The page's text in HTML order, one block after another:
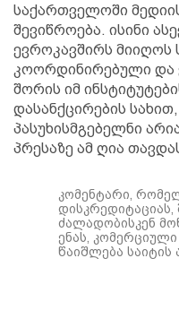
საქართველოში
შევიწროება. ისინი
ევროკავშირს მიიღოს
კოორდინირებული და
შორის იმ
დასანქცირების
პასუხისმგებელნი
პრესაზე ამ ღია
კომენტარი,
დისკრედიტაციას,
ძალადობისკენ
ენას,
წაიშლება საიტის